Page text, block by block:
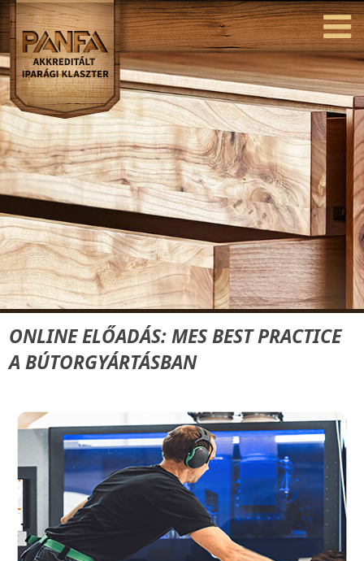
ONLINE ELŐADÁS: MES BEST PRACTICE
A BÚTORGYÁRTÁSBAN